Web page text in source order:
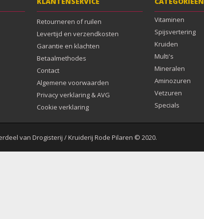
Retourneren of ruilen
Levertijd en verzendkosten
Garantie en klachten
Betaalmethodes
Contact
Algemene voorwaarden
Privacy verklaring & AVG
Cookie verklaring
Vitaminen
Spijsvertering
Kruiden
Multi's
Mineralen
Aminozuren
Vetzuren
Specials
van Drogisterij / Kruiderij Rode Pilaren © 2020.